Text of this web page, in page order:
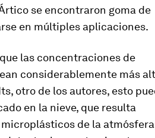
se encontraron goma de
en múltiples aplicaciones.
las concentraciones de
considerablemente más
otro de los autores, esto
en la nieve, que resulta
de la